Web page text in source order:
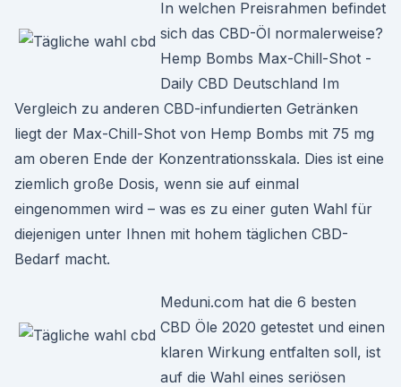
In welchen Preisrahmen befindet
sich das CBD-Öl normalerweise?
Hemp Bombs Max-Chill-Shot -
Daily CBD Deutschland Im
Vergleich zu anderen CBD-infundierten Getränken
liegt der Max-Chill-Shot von Hemp Bombs mit 75 mg
am oberen Ende der Konzentrationsskala. Dies ist eine
ziemlich große Dosis, wenn sie auf einmal
eingenommen wird – was es zu einer guten Wahl für
diejenigen unter Ihnen mit hohem täglichen CBD-
Bedarf macht.
Meduni.com hat die 6 besten
CBD Öle 2020 getestet und einen
klaren Wirkung entfalten soll, ist
auf die Wahl eines seriösen